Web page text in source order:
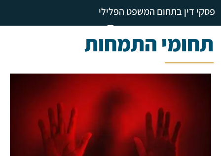
פסקי דין בתחום המשפט הפלילי
תחומי התמחות